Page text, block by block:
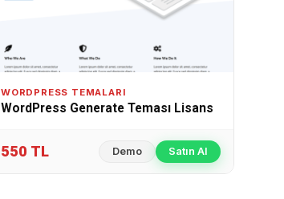
WORDPRESS TEMALARI
WordPress Generate Teması Lisans
550 TL Demo Satın Al